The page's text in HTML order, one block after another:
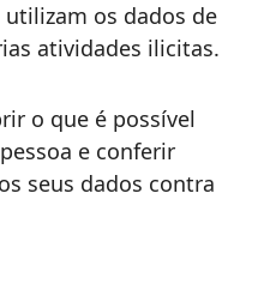
os dados de
atividades ilicitas.
o que é possível
e conferir
seus dados contra